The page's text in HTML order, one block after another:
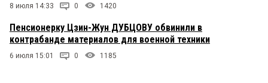
8 июля 14:33 0 1420
Пенсионерку Цзин-Жун ДУБЦОВУ обвинили в
контрабанде материалов для военной техники
6 июля 15:01 0 1185